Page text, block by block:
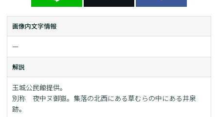
画像内文字情報
ー
解説
玉城公民館提供。
別称 夜中ヌ御嶽。集落の北西にある草むらの中にある井泉
跡。